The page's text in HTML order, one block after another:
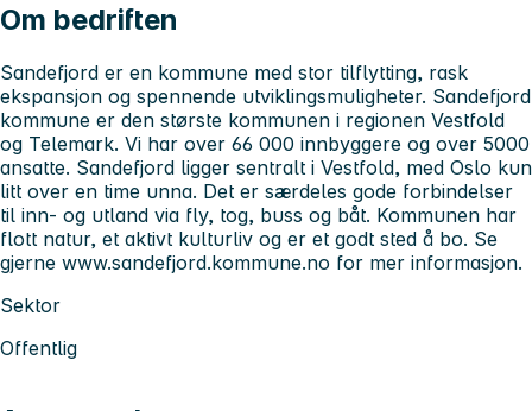
Om bedriften
Sandefjord er en kommune med stor tilflytting, rask
ekspansjon og spennende utviklingsmuligheter. Sandefjord
kommune er den største kommunen i regionen Vestfold
og Telemark. Vi har over 66 000 innbyggere og over 5000
ansatte. Sandefjord ligger sentralt i Vestfold, med Oslo kun
litt over en time unna. Det er særdeles gode forbindelser
til inn- og utland via fly, tog, buss og båt. Kommunen har
flott natur, et aktivt kulturliv og er et godt sted å bo. Se
gjerne www.sandefjord.kommune.no for mer informasjon.
Sektor
Offentlig